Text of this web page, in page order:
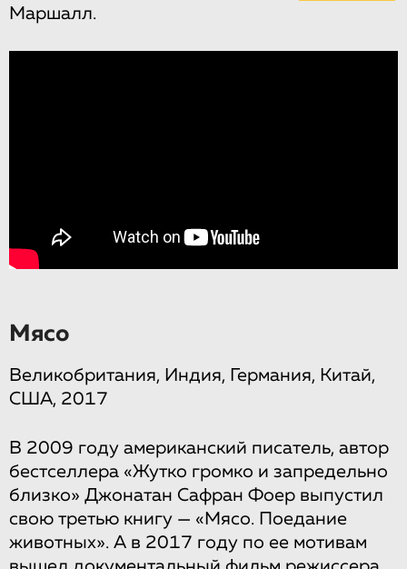
Маршалл.
Мясо
Великобритания, Индия, Германия, Китай,
США, 2017
В 2009 году американский писатель, автор
бестселлера «Жутко громко и запредельно
близко» Джонатан Сафран Фоер выпустил
свою третью книгу — «Мясо. Поедание
животных». А в 2017 году по ее мотивам